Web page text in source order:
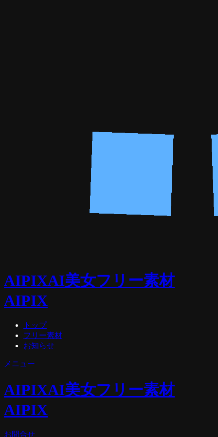
AIPIXAI美女フリー素材
AIPIX
トップ
フリー素材
お知らせ
メニュー
AIPIXAI美女フリー素材
AIPIX
お問合せ